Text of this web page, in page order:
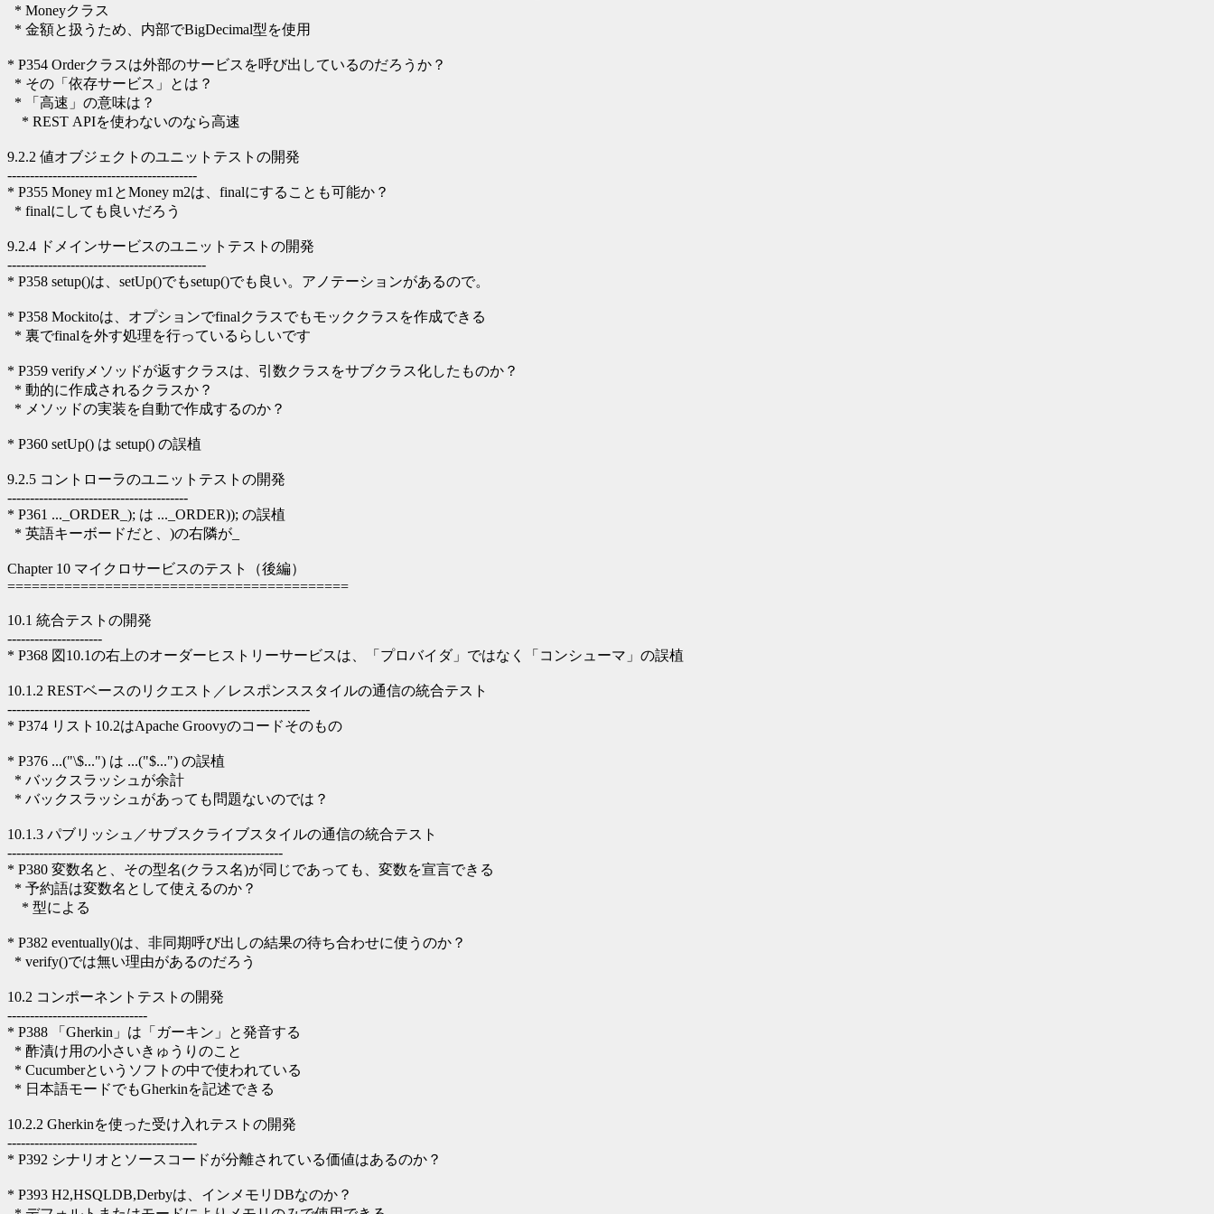
* Moneyクラス
* 金額と扱うため、内部でBigDecimal型を使用
* P354 Orderクラスは外部のサービスを呼び出しているのだろうか？
* その「依存サービス」とは？
* 「高速」の意味は？
* REST APIを使わないのなら高速
9.2.2 値オブジェクトのユニットテストの開発
------------------------------------------
* P355 Money m1とMoney m2は、finalにすることも可能か？
* finalにしても良いだろう
9.2.4 ドメインサービスのユニットテストの開発
--------------------------------------------
* P358 setup()は、setUp()でもsetup()でも良い。アノテーションがあるので。
* P358 Mockitoは、オプションでfinalクラスでもモッククラスを作成できる
* 裏でfinalを外す処理を行っているらしいです
* P359 verifyメソッドが返すクラスは、引数クラスをサブクラス化したものか？
* 動的に作成されるクラスか？
* メソッドの実装を自動で作成するのか？
* P360 setUp() は setup() の誤植
9.2.5 コントローラのユニットテストの開発
----------------------------------------
* P361 ..._ORDER_); は ..._ORDER)); の誤植
* 英語キーボードだと、)の右隣が_
Chapter 10 マイクロサービスのテスト（後編）
==========================================
10.1 統合テストの開発
---------------------
* P368 図10.1の右上のオーダーヒストリーサービスは、「プロバイダ」ではなく「コンシューマ」の誤植
10.1.2 RESTベースのリクエスト／レスポンススタイルの通信の統合テスト
-------------------------------------------------------------------
* P374 リスト10.2はApache Groovyのコードそのもの
* P376 ...("\$...") は ...("$...") の誤植
* バックスラッシュが余計
* バックスラッシュがあっても問題ないのでは？
10.1.3 パブリッシュ／サブスクライブスタイルの通信の統合テスト
-------------------------------------------------------------
* P380 変数名と、その型名(クラス名)が同じであっても、変数を宣言できる
* 予約語は変数名として使えるのか？
* 型による
* P382 eventually()は、非同期呼び出しの結果の待ち合わせに使うのか？
* verify()では無い理由があるのだろう
10.2 コンポーネントテストの開発
-------------------------------
* P388 「Gherkin」は「ガーキン」と発音する
* 酢漬け用の小さいきゅうりのこと
* Cucumberというソフトの中で使われている
* 日本語モードでもGherkinを記述できる
10.2.2 Gherkinを使った受け入れテストの開発
------------------------------------------
* P392 シナリオとソースコードが分離されている価値はあるのか？
* P393 H2,HSQLDB,Derbyは、インメモリDBなのか？